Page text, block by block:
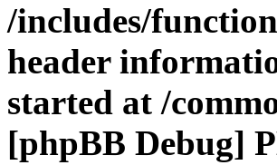
/includes/
header
started at /
[phpBB Debug]